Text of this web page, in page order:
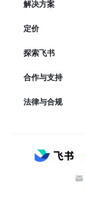
解决方案
定价
探索飞书
合作与支持
法律与合规